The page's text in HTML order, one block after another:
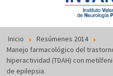
Inicio
Resúmenes 2014
Manejo farmacológico del
hiperactividad (TDAH) con
de epilepsia.